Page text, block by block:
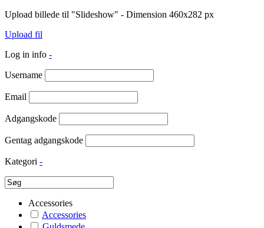
Upload billede til "Slideshow" - Dimension 460x282 px
Upload fil
Log in info -
Username
Email
Adgangskode
Gentag adgangskode
Kategori -
Accessories
Accessories